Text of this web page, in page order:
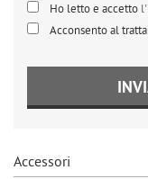
Ho letto e accetto
Acconsento al
Accessori